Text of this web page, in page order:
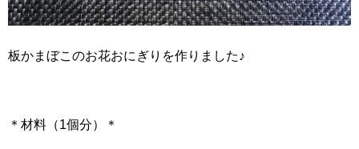
板かまぼこのお花おにぎりを作りました♪
＊材料（1個分）＊